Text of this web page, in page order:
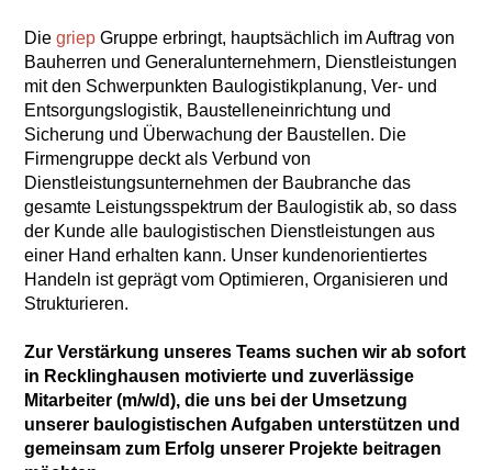
DiegriepGruppe erbringt, hauptsächlich im Auftrag von
Bauherren und Generalunternehmern, Dienstleistungen
mit den Schwerpunkten Baulogistikplanung, Ver- und
Entsorgungslogistik, Baustelleneinrichtung und
Sicherung und Überwachung der Baustellen. Die
Firmengruppe deckt als Verbund von
Dienstleistungsunternehmen der Baubranche das
gesamte Leistungsspektrum der Baulogistik ab, so dass
der Kunde alle baulogistischen Dienstleistungen aus
einer Hand erhalten kann. Unser kundenorientiertes
Handeln ist geprägt vom Optimieren, Organisieren und
Strukturieren.
Zur Verstärkung unseres Teams suchen wir ab sofort
in Recklinghausen motivierte und zuverlässige
Mitarbeiter (m/w/d), die uns bei der Umsetzung
unserer baulogistischen Aufgaben unterstützen und
gemeinsam zum Erfolg unserer Projekte beitragen